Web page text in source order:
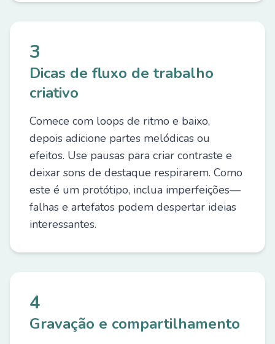
3
Dicas de fluxo de trabalho
criativo
Comece com loops de ritmo e baixo,
depois adicione partes melódicas ou
efeitos. Use pausas para criar contraste e
deixar sons de destaque respirarem. Como
este é um protótipo, inclua imperfeições—
falhas e artefatos podem despertar ideias
interessantes.
4
Gravação e compartilhamento